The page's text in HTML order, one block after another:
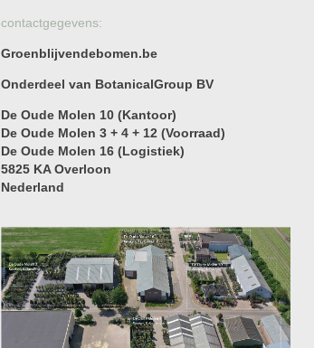
contactgegevens:
Groenblijvendebomen.be
Onderdeel van BotanicalGroup BV
De Oude Molen 10 (Kantoor)
De Oude Molen 3 + 4 + 12 (Voorraad)
De Oude Molen 16 (Logistiek)
5825 KA Overloon
Nederland